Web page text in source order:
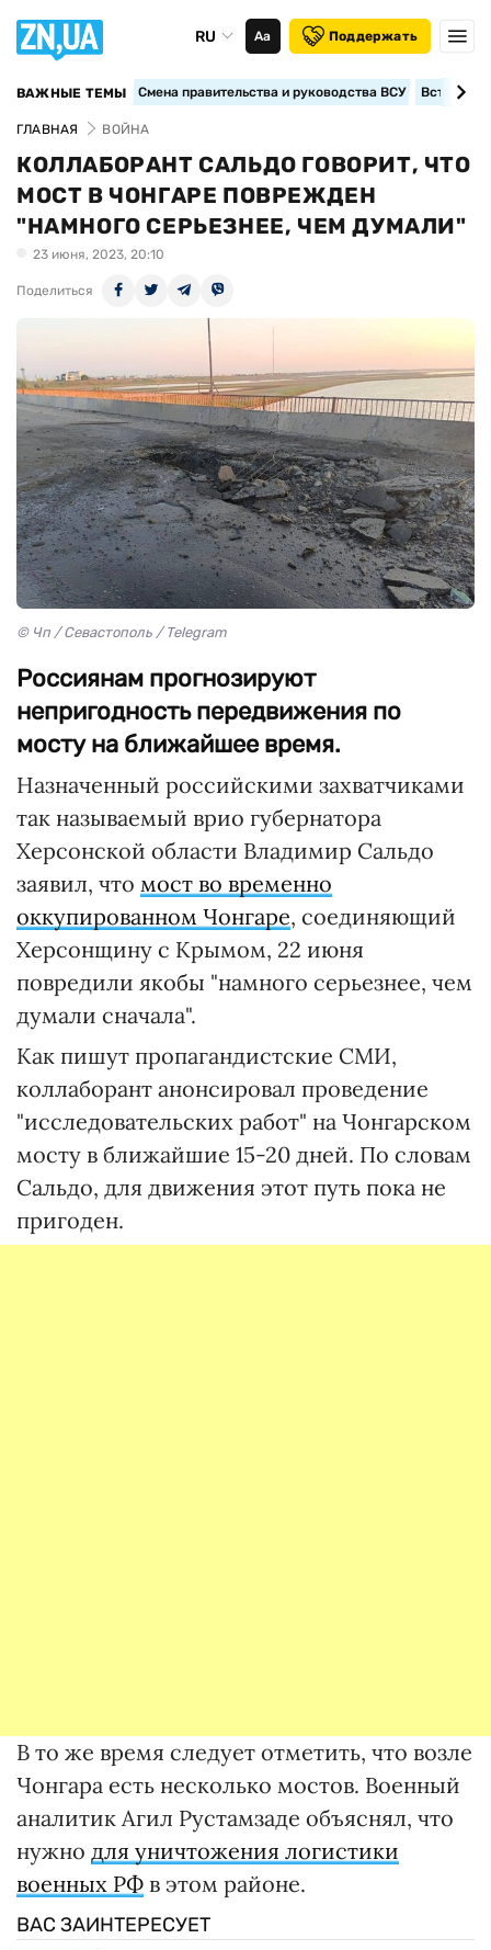
RU Аа Поддержать
ВАЖНЫЕ ТЕМЫ Смена правительства и руководства ВСУ
ГЛАВНАЯ ВОЙНА
КОЛЛАБОРАНТ САЛЬДО ГОВОРИТ, ЧТО
МОСТ В ЧОНГАРЕ ПОВРЕЖДЕН
"НАМНОГО СЕРЬЕЗНЕЕ, ЧЕМ ДУМАЛИ"
23 июня, 2023, 20:10
Поделиться
© Чп / Севастополь / Telegram
Россиянам прогнозируют
непригодность передвижения по
мосту на ближайшее время.
Назначенный российскими захватчиками
так называемый врио губернатора
Херсонской области Владимир Сальдо
заявил, что мост во временно
оккупированном Чонгаре, соединяющий
Херсонщину с Крымом, 22 июня
повредили якобы "намного серьезнее, чем
думали сначала".
Как пишут пропагандистские СМИ,
коллаборант анонсировал проведение
"исследовательских работ" на Чонгарском
мосту в ближайшие 15-20 дней. По словам
Сальдо, для движения этот путь пока не
пригоден.
В то же время следует отметить, что возле
Чонгара есть несколько мостов. Военный
аналитик Агил Рустамзаде объяснял, что
нужно для уничтожения логистики
военных РФ в этом районе.
ВАС ЗАИНТЕРЕСУЕТ